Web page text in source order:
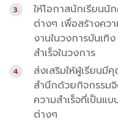
ให้โอกาสนักเรียนนั
ต่างๆ เพื่อสร้างคว
งานในวงการบันเทิ
สำเร็จในวงการ
ส่งเสริมให้ผู้เรียนมี
สำนึกด้วยกิจกรรมจิ
ความสำเร็จที่เป็น
ต่างๆ